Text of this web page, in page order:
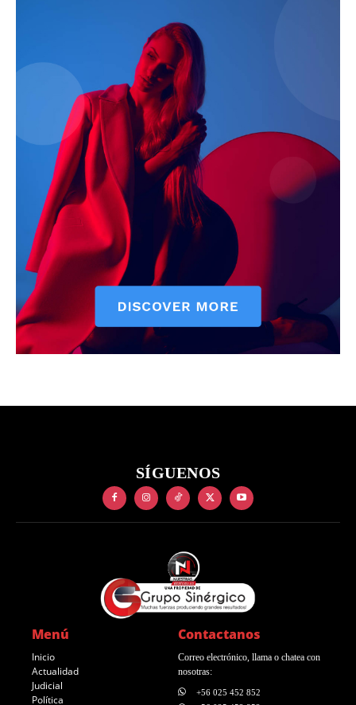
SÍGUENOS
Menú
Inicio
Actualidad
Judicial
Política
Contactanos
Correo electrónico, llama o chatea con
nosotras:
+56 025 452 852